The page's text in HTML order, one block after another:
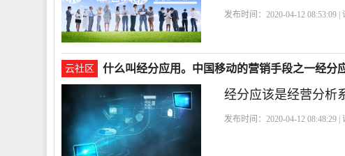
发布时间：2020-04-12 08:53:09 |
云社区 什么叫经分应用。中国移动的营销手段之一经分
经分应该是经营分析
发布时间：2020-04-12 08:48:29 |